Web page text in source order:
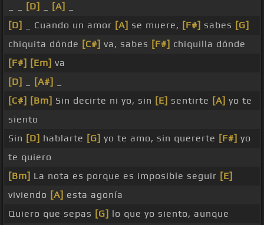
[D] [A]
[D]
_ Cuando un amor [A] se muere, [F#] sabes [G]
chiquita dónde [C#] va, sabes [F#] chiquilla dónde
[F#] [Em] va
[D]
[A#]
[C#] [Bm] Sin decirte ni yo, sin [E] sentirte [A] yo te
siento
Sin [D] hablarte [G] yo te amo, sin quererte [F#] yo
te quiero
[Bm] La nota es porque es imposible seguir [E]
viviendo [A] esta agonía
Quiero que sepas [G] lo que yo siento, aunque